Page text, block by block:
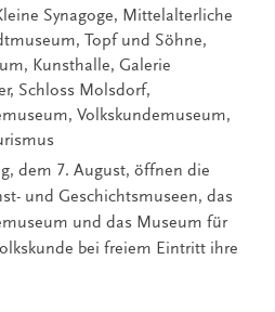
Synagoge, Mittelalterliche
Topf und Söhne,
Kunsthalle, Galerie
Schloss Molsdorf,
Volkskundemuseum,
dem 7. August, öffnen die
und Geschichtsmuseen, das
und das Museum für
bei freiem Eintritt ihre